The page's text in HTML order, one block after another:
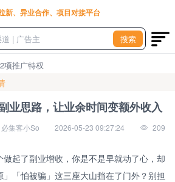
新、异业合作、项目对接平台
搜索
项推广特权
业思路，让业余时间变额外收入
集客小So 2026-05-23 09:27:24 209
起了副业增收，你是不是早就动了心，却
「怕被骗」这三座大山挡在了门外？别担